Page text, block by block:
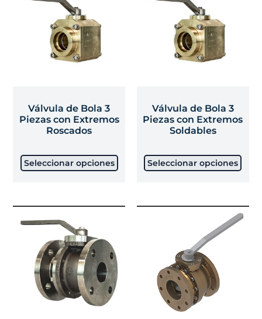
Válvula de Bola 3
Piezas con Extremos
Roscados
Seleccionar opciones
Válvula de Bola 3
Piezas con Extremos
Soldables
Seleccionar opciones